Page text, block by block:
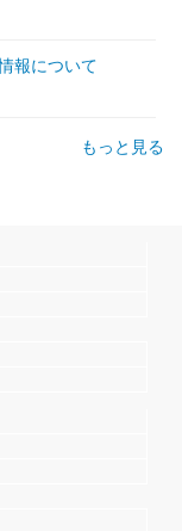
報について
もっと見る